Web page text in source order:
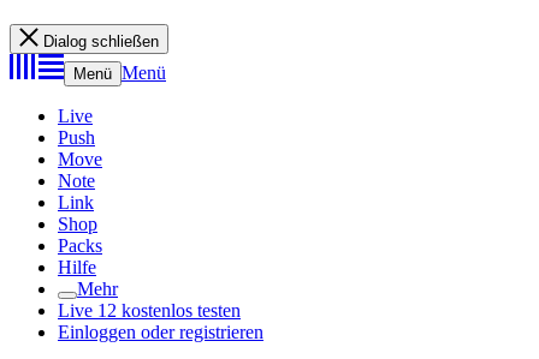
Dialog schließen
Menü Menü
Live
Push
Move
Note
Link
Shop
Packs
Hilfe
Mehr
Live 12 kostenlos testen
Einloggen oder registrieren